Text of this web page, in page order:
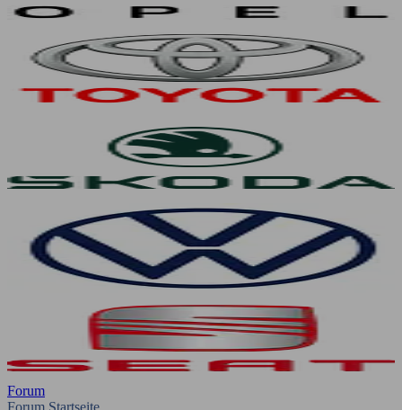
Forum
Forum Startseite